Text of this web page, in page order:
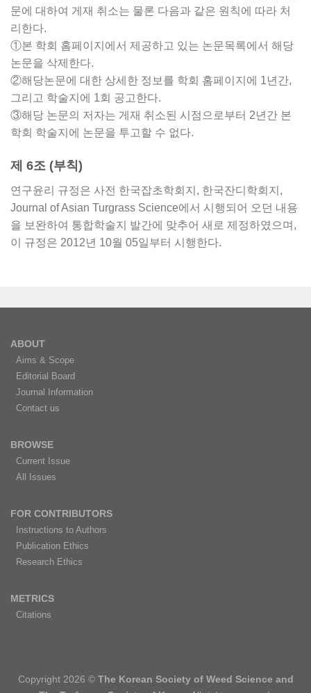
문에 대하여 게재 취소는 물론 다음과 같은 원칙에 따라 처
리한다.
①본 학회 홈페이지에서 제공하고 있는 논문목록에서 해당
논문을 삭제한다.
②해당논문에 대한 상세한 정보를 학회 홈페이지에 1년간,
그리고 학술지에 1회 공고한다.
③해당 논문의 저자는 게재 취소된 시점으로부터 2년간 본
학회 학술지에 논문을 투고할 수 없다.
제 6조 (부칙)
연구윤리 규정은 사전 한국잡초학회지, 한국잔디학회지,
Journal of Asian Turgrass Science에서 시행되어 오던 내용
을 보완하여 통합학술지 발간에 맞추어 새로 제정하였으며,
이 규정은 2012년 10월 05일부터 시행한다.
ABOUT
Aims & Scope
Editorial Board
Journal Information
Contact us
BROWSE
Current Issue
All Issues
FOR CONTRIBUTORS
Instructions to Authors
Publication Ethics
Research Ethics
METRICS
Citations
Copyright 2026 © The Korean Society of Weed Science and